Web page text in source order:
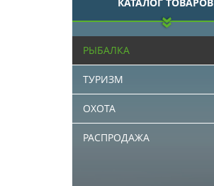
РЫБАЛКА
ТУРИЗМ
ОХОТА
РАСПРОДАЖА